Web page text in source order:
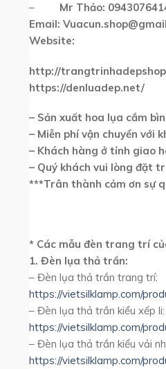
– Mr Thảo:
Email:
Website:
http://
https://denluadep.net/
– Sản xuất hoa lụa cắm
– Miễn phí vận chuyển với
– Khách hàng ở tỉnh giao
– Quý khách vui lòng đặt
***Trân thành cảm ơn sự
* Các mẫu đèn trang trí
1. Đèn lụa thả trần:
– Đèn lụa thả trần trang trí:
https://vietsilklamp.com/
– Đèn lụa thả trần kiểu xếp li:
https://vietsilklamp.com/
– Đèn lụa thả trần kiểu vải
https://vietsilklamp.com/